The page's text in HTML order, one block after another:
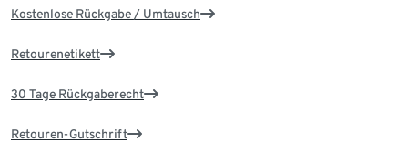
Kostenlose Rückgabe / Umtausch
Retourenetikett
30 Tage Rückgaberecht
Retouren-Gutschrift